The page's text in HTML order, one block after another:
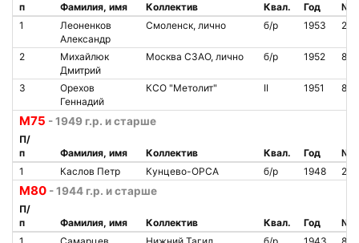
п
Фамилия, имя Коллектив Квал. Год
№
1
Леоненков
Александр
Смоленск, лично б/р 1953
2
Михайлюк
Дмитрий
Москва СЗАО, лично б/р 1952
3
Орехов
Геннадий
КСО "Метолит" II 1951
М75 - 1949 г.р. и старше
П/
п
Фамилия, имя Коллектив Квал. Год
№
1
Каслов Петр Кунцево-ОРСА б/р 1948
М80 - 1944 г.р. и старше
П/
п
Фамилия, имя Коллектив Квал. Год
№